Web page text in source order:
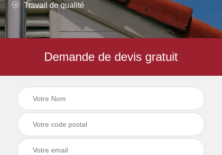
Travail de qualité
Demande de devis gratuit